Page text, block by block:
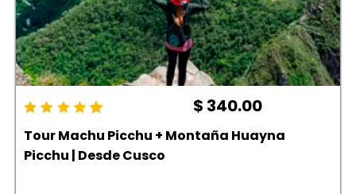
$ 340.00
Tour Machu Picchu + Montaña Huayna
Picchu | Desde Cusco